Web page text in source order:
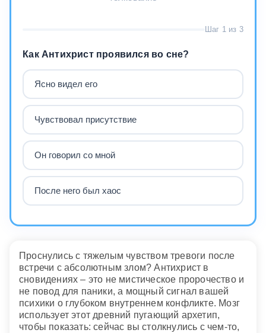
Шаг 1 из 3
Как Антихрист проявился во сне?
Ясно видел его
Чувствовал присутствие
Он говорил со мной
После него был хаос
Проснулись с тяжелым чувством тревоги после
встречи с абсолютным злом? Антихрист в
сновидениях – это не мистическое пророчество и
не повод для паники, а мощный сигнал вашей
психики о глубоком внутреннем конфликте. Мозг
использует этот древний пугающий архетип,
чтобы показать: сейчас вы столкнулись с чем-то,